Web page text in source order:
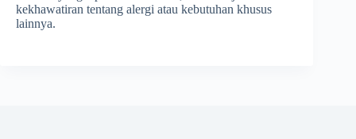
kekhawatiran tentang alergi atau kebutuhan khusus
lainnya.